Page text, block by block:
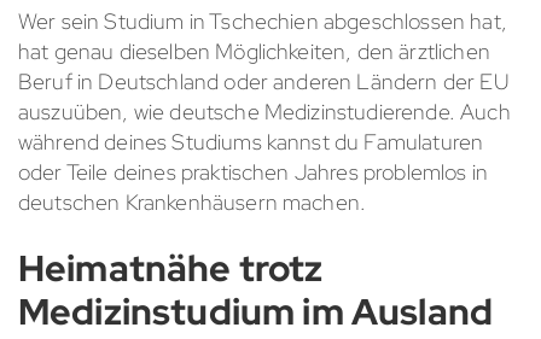
Wer sein Studium in Tschechien abgeschlossen hat,
hat genau dieselben Möglichkeiten, den ärztlichen
Beruf in Deutschland oder anderen Ländern der EU
auszuüben, wie deutsche Medizinstudierende. Auch
während deines Studiums kannst du Famulaturen
oder Teile deines praktischen Jahres problemlos in
deutschen Krankenhäusern machen.
Heimatnähe trotz
Medizinstudium im Ausland